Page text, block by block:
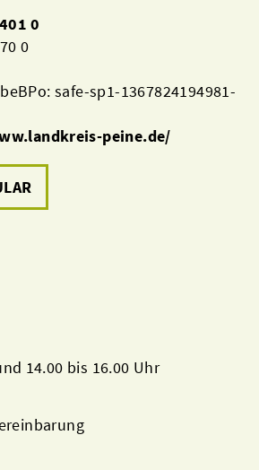
0
0
safe-sp1-1367824194981-
peine.de/
14.00 bis 16.00 Uhr